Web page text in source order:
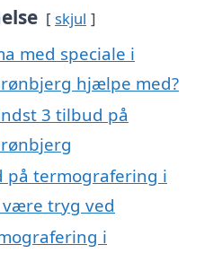
skjul
med speciale i
hjælpe med?
3 tilbud på
på termografering i
tryg ved
i